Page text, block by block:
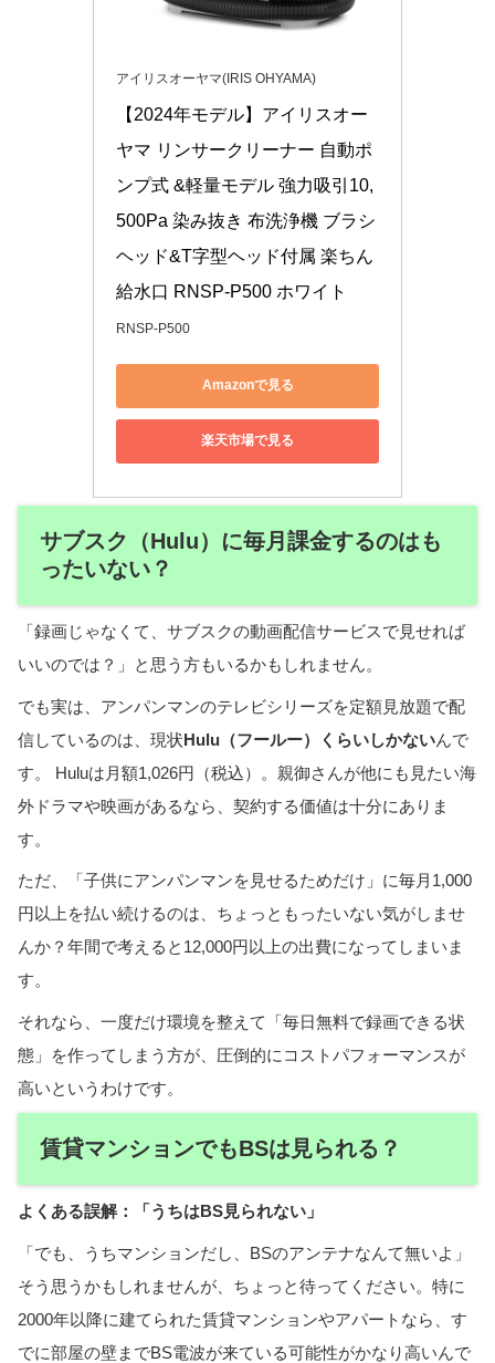
アイリスオーヤマ(IRIS OHYAMA)
【2024年モデル】アイリスオー
ヤマ リンサークリーナー 自動ポ
ンプ式 &軽量モデル 強力吸引10,
500Pa 染み抜き 布洗浄機 ブラシ
ヘッド&T字型ヘッド付属 楽ちん
給水口 RNSP-P500 ホワイト
RNSP-P500
Amazonで見る
楽天市場で見る
サブスク（Hulu）に毎月課金するのはも
ったいない？
「録画じゃなくて、サブスクの動画配信サービスで見せれば
いいのでは？」と思う方もいるかもしれません。
でも実は、アンパンマンのテレビシリーズを定額見放題で配
信しているのは、現状Hulu（フールー）くらいしかないんで
す。 Huluは月額1,026円（税込）。親御さんが他にも見たい海
外ドラマや映画があるなら、契約する価値は十分にありま
す。
ただ、「子供にアンパンマンを見せるためだけ」に毎月1,000
円以上を払い続けるのは、ちょっともったいない気がしませ
んか？年間で考えると12,000円以上の出費になってしまいま
す。
それなら、一度だけ環境を整えて「毎日無料で録画できる状
態」を作ってしまう方が、圧倒的にコストパフォーマンスが
高いというわけです。
賃貸マンションでもBSは見られる？
よくある誤解：「うちはBS見られない」
「でも、うちマンションだし、BSのアンテナなんて無いよ」
そう思うかもしれませんが、ちょっと待ってください。特に
2000年以降に建てられた賃貸マンションやアパートなら、す
でに部屋の壁までBS電波が来ている可能性がかなり高いんで